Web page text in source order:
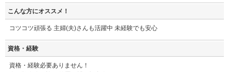
こんな方にオススメ！
コツコツ頑張る 主婦(夫)さんも活躍中 未経験でも安心
資格・経験
資格・経験必要ありません！